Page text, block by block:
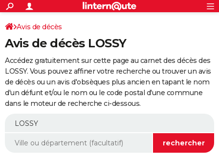
ACTUALITÉS
Politique
Société
Faits Divers
Education
Monde
Villes
+
SPORT
Coupe du monde 2026
Football
Tennis
Cyclisme
Rugby
Forum
Programme TV
TNTStreaming
Cinéma
Sorties cinéma
Musique
+
FINANCE
Retraite
Impôts
Epargne
Immobilier
Risques naturels par ville
Banque
Assurance
Crédit
AUTO
Essais
Réserver un essai
Citadines
Berlines
SUV
Forum auto
+
Mobiles
Meilleur smartphone
Internet
Ordinateurs
Jeux vidéo
Guide high-tech
Aménagement intérieur
Avis de décès
Avis de décès LOSSY
Accédez gratuitement sur cette page au carnet des décès des
LOSSY. Vous pouvez affiner votre recherche ou trouver un avis
de décès ou un avis d'obsèques plus ancien en tapant le nom
d'un défunt et/ou le nom ou le code postal d'une commune
dans le moteur de recherche ci-dessous.